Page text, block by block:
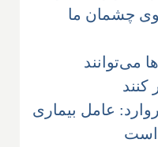
چشمان ما
می‌توانند
کنند
عامل بیماری
است